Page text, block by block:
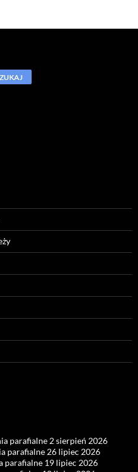
channel/
parafialne 2 sierpień 2026
parafialne 26 lipiec 2026
parafialne 19 lipiec 2026